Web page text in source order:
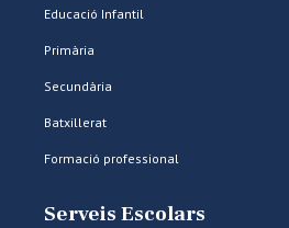
Educació Infantil
Primària
Secundària
Batxillerat
Formació professional
Serveis Escolars